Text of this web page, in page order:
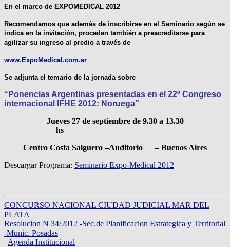
En el marco de EXPOMEDICAL 2012
Recomendamos que además de inscribirse en el Seminario según se
indica en la invitación, procedan también a preacreditarse para
agilizar su ingreso al predio a través de
www.ExpoMedical.com.ar
Se adjunta el temario de la jornada sobre
“Ponencias Argentinas presentadas en el 22º Congreso
internacional IFHE 2012: Noruega”
Jueves 27 de septiembre de 9.30 a 13.30
hs
Centro Costa Salguero –Auditorio – Buenos Aires
Descargar Programa: Seminario Expo-Medical 2012
CONCURSO NACIONAL CIUDAD JUDICIAL MAR DEL
PLATA
Resolucion N 34/2012 -Sec.de Planificacion Estrategica y Territorial
-Munic. Posadas
Agenda Institucional